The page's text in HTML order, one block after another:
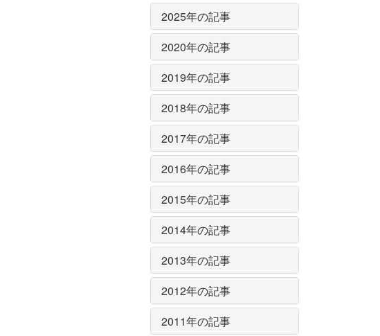
2025年の記事
2020年の記事
2019年の記事
2018年の記事
2017年の記事
2016年の記事
2015年の記事
2014年の記事
2013年の記事
2012年の記事
2011年の記事